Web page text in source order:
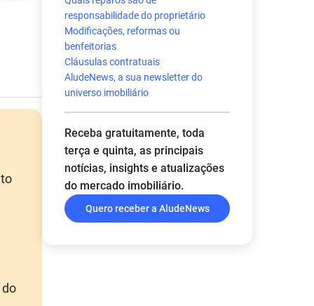
responsabilidade do proprietário
Modificações, reformas ou
benfeitorias
Cláusulas contratuais
AludeNews, a sua newsletter do
universo imobiliário
Receba gratuitamente, toda
terça e quinta, as principais
notícias, insights e atualizações
do mercado imobiliário.
Quero receber a AludeNews